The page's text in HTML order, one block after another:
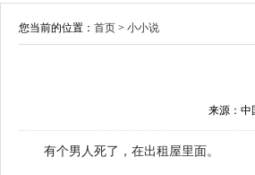
您当前的位置： 首页 > 小小说
来源：中
有个男人死了，在出租屋里面。